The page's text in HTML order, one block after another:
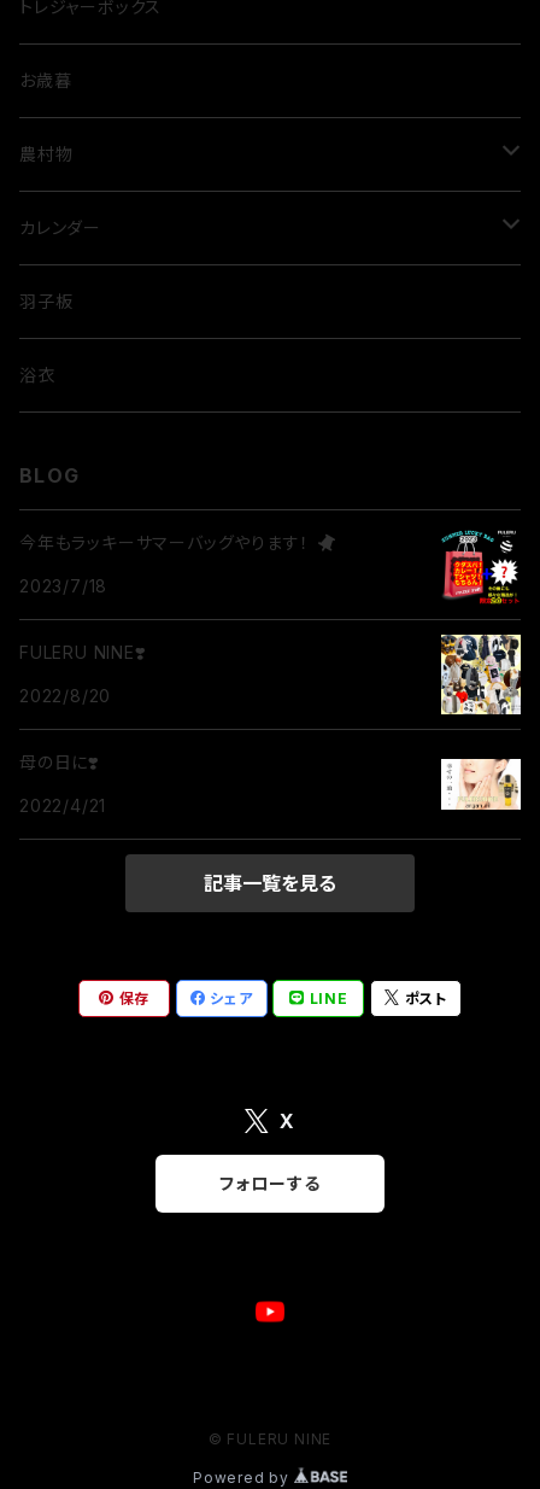
トレジャーボックス
お歳暮
農村物
ルビートマト
米
カレンダー
歌舞伎
隈取
羽子板
浴衣
BLOG
今年もラッキーサマーバッグやります！
2023/7/18
FULERU NINE❣️
2022/8/20
母の日に❣️
2022/4/21
記事一覧を見る
保存 シェア LINE ポスト
X
フォローする
© FULERU NINE
Powered by